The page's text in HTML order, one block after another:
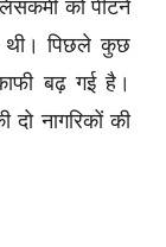
को पीटने
थी। पिछले कुछ
बढ़ गई है।
नागरिकों की